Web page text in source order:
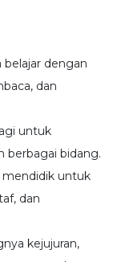
dengan
dan
untuk
berbagai bidang.
mendidik untuk
dan
kejujuran,